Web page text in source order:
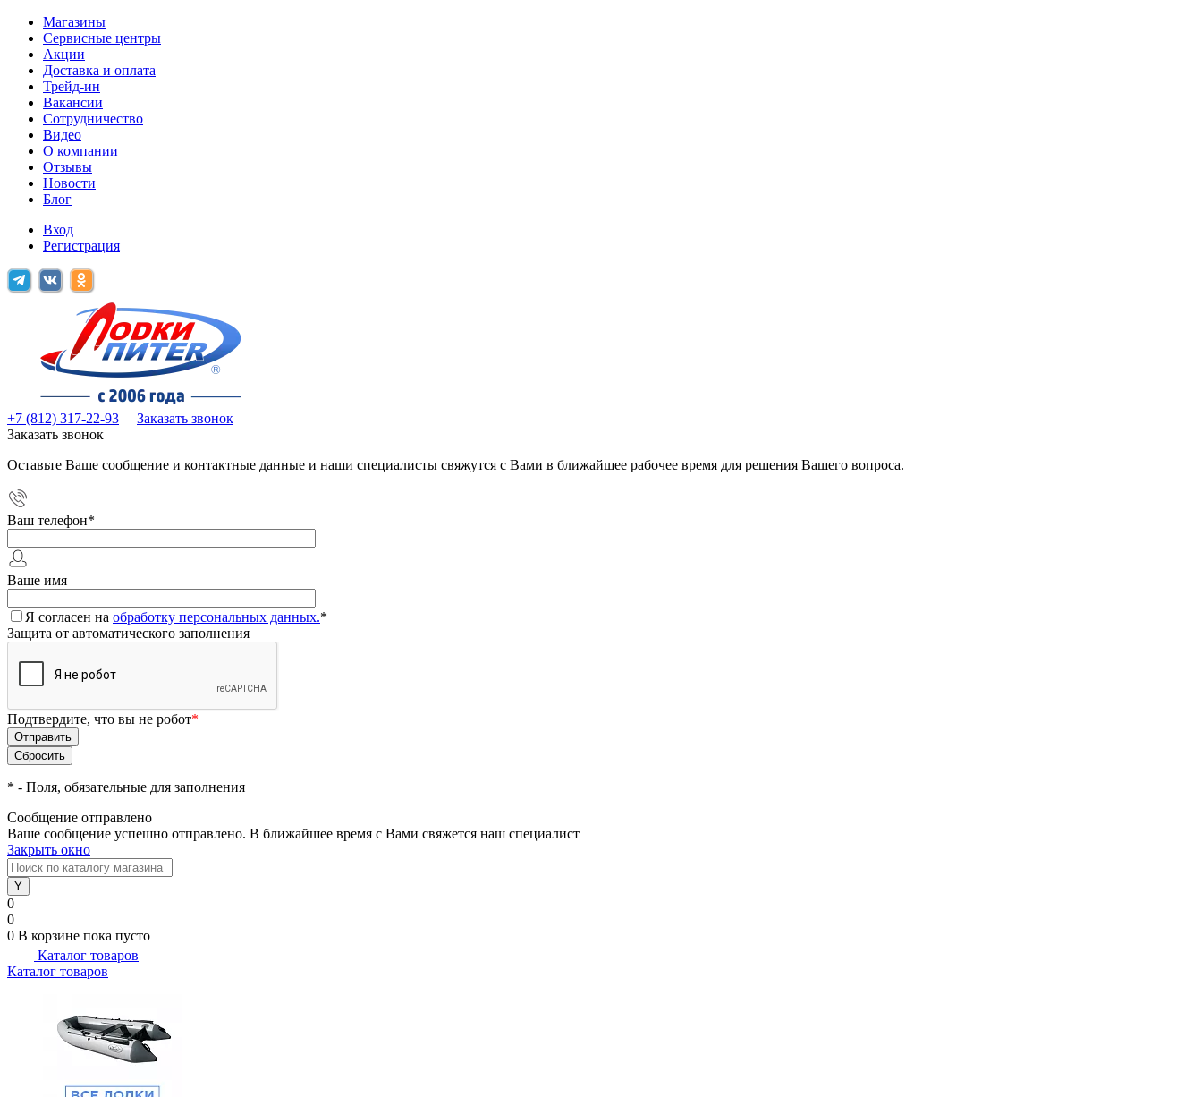
Магазины
Сервисные центры
Акции
Доставка и оплата
Трейд-ин
Вакансии
Сотрудничество
Видео
О компании
Отзывы
Новости
Блог
Вход
Регистрация
+7 (812) 317-22-93
Заказать звонок
Заказать звонок
Оставьте Ваше сообщение и контактные данные и наши специалисты свяжутся с Вами в ближайшее рабочее время для решения Вашего вопроса.
Ваш телефон*
Ваше имя
Я согласен на обработку персональных данных.*
Защита от автоматического заполнения
Подтвердите, что вы не робот*
* - Поля, обязательные для заполнения
Сообщение отправлено
Ваше сообщение успешно отправлено. В ближайшее время с Вами свяжется наш специалист
Закрыть окно
0
0
0 В корзине пока пусто
Каталог товаров
Каталог товаров